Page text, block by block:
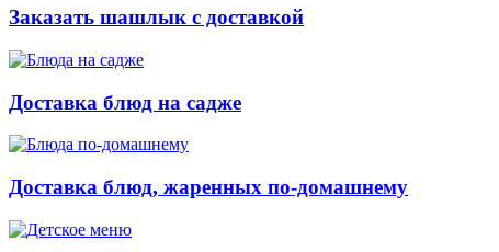
Заказать шашлык с доставкой
Доставка блюд на садже
Доставка блюд, жаренных по-домашнему